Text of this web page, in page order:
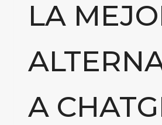
LA
A